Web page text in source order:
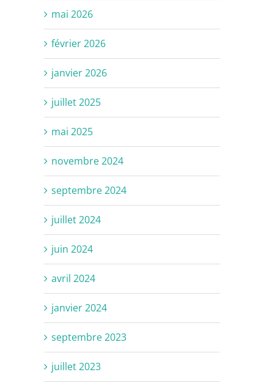
mai 2026
février 2026
janvier 2026
juillet 2025
mai 2025
novembre 2024
septembre 2024
juillet 2024
juin 2024
avril 2024
janvier 2024
septembre 2023
juillet 2023